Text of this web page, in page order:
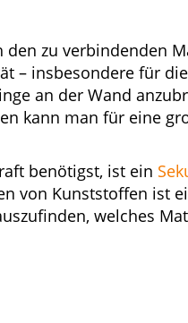
zu verbindenden
– insbesondere für
an der Wand
kann man für eine
benötigst, ist ein
von Kunststoffen ist
welches